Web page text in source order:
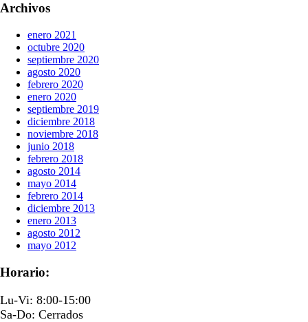
Archivos
enero 2021
octubre 2020
septiembre 2020
agosto 2020
febrero 2020
enero 2020
septiembre 2019
diciembre 2018
noviembre 2018
junio 2018
febrero 2018
agosto 2014
mayo 2014
febrero 2014
diciembre 2013
enero 2013
agosto 2012
mayo 2012
Horario:
Lu-Vi: 8:00-15:00
Sa-Do: Cerrados